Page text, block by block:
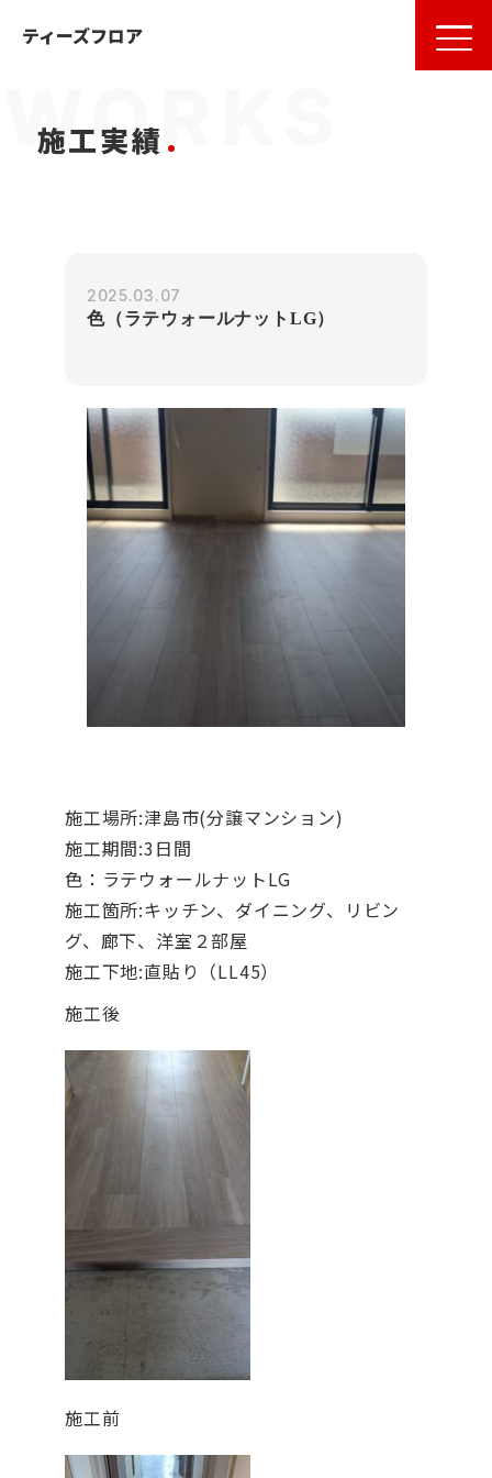
名古屋 フローリング
ティーズフロア
施工実績
2025.03.07
色（ラテウォールナットLG）
施工場所:津島市(分譲マンション)
施工期間:3日間
色：ラテウォールナットLG
施工箇所:キッチン、ダイニング、リビン
グ、廊下、洋室２部屋
施工下地:直貼り（LL45）
施工後
施工前